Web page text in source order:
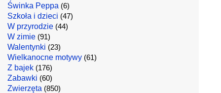
Świnka Peppa (6)
Szkoła i dzieci (47)
W przyrodzie (44)
W zimie (91)
Walentynki (23)
Wielkanocne motywy (61)
Z bajek (176)
Zabawki (60)
Zwierzęta (850)